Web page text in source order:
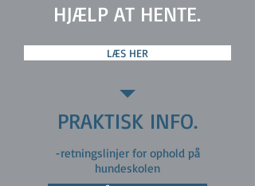
HJÆLP AT HENTE.
LÆS HER
PRAKTISK INFO.
-retningslinjer for ophold på
hundeskolen